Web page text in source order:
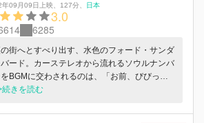
年09月09日上映、 127分、 日本
3.0
6285
街へとすべり出す、⽔⾊のフォード・サンダ
ード。カーステレオから流れるソウルナンバ
BGMに交わされるのは、「お前、びびって
んじゃねーぞ」と物騒な会話。互いに素性を
さびれたラブホテル。⽚⼿にピストル、頭に
続きを読む